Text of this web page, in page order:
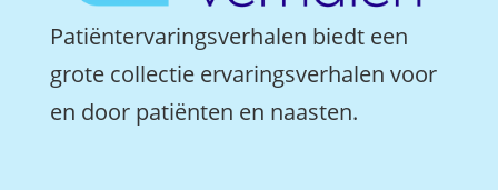
Patiëntervaringsverhalen biedt een
grote collectie ervaringsverhalen voor
en door patiënten en naasten.